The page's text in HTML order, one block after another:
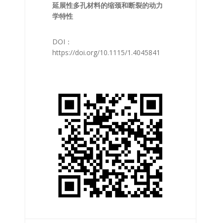
延展性多孔材料的缩颈和断裂的动力
学特性
DOI：
https://doi.org/10.1115/1.4045841